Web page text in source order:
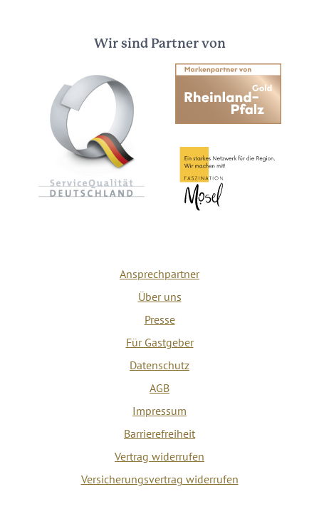
Wir sind Partner von
Ansprechpartner
Über uns
Presse
Für Gastgeber
Datenschutz
AGB
Impressum
Barrierefreiheit
Vertrag widerrufen
Versicherungsvertrag widerrufen